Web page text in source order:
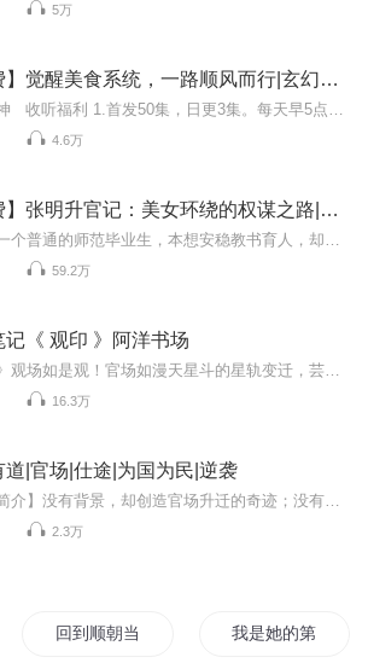
5万
【免费】觉醒美食系统，一路顺风而行|玄幻爽文|都市逆袭|开挂搞笑|AI多播
4.6万
【免费】张明升官记：美女环绕的权谋之路|官场小说
59.2万
记《 观印 》阿洋书场
16.3万
道|官场|仕途|为国为民|逆袭
2.3万
回到顺朝当皇帝 我是她的第九顺位